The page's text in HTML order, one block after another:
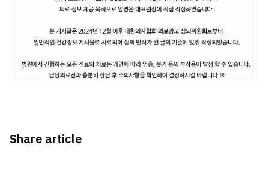
Share article